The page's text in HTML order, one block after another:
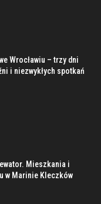
Wrocławiu – trzy dni
i niezwykłych spotkań
Mieszkania i
w Marinie Kleczków